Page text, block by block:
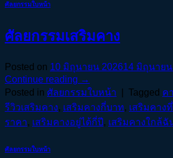
ศัลยกรรมใบหน้า
ศัลยกรรมเสริมคาง
Posted on 10 มิถุนายน 202614 มิถุนาย
Continue reading →
Posted in ศัลยกรรมใบหน้า Tagged ค
รีวิวเสริมคาง, เสริมคางกี่บาท, เสริมคาง
ราคา, เสริมคางอยู่ได้กี่ปี, เสริมคางใกล้ฉั
ศัลยกรรมใบหน้า